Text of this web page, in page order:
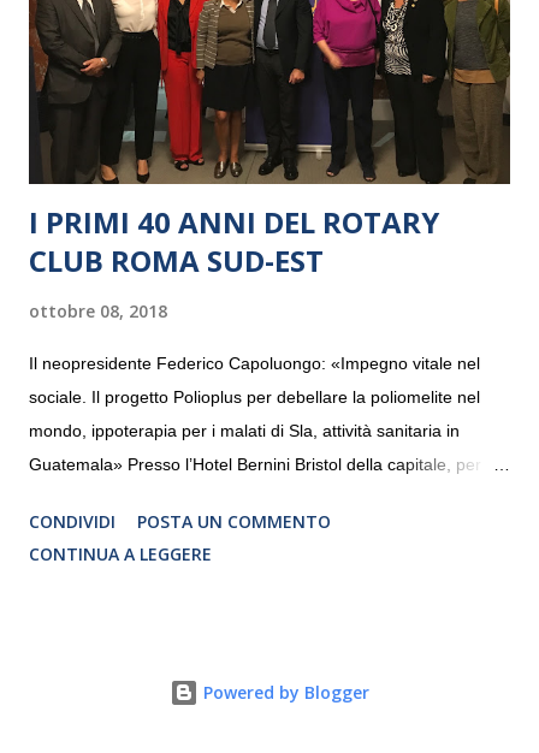
I PRIMI 40 ANNI DEL ROTARY
CLUB ROMA SUD-EST
ottobre 08, 2018
Il neopresidente Federico Capoluongo: «Impegno vitale nel
sociale. Il progetto Polioplus per debellare la poliomelite nel
mondo, ippoterapia per i malati di Sla, attività sanitaria in
Guatemala» Presso l’Hotel Bernini Bristol della capitale, per la
programmazione del Rotary Club Roma Sud-Est che festeggia
i quaranta anni di attività. Un’occasione per raccontare al
riguardano sia il territorio che le missioni all’estero in paesi in
CONDIVIDI
POSTA UN COMMENTO
CONTINUA A LEGGERE
Powered by Blogger